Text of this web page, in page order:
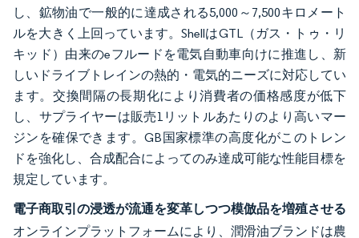
し、鉱物油で一般的に達成される5,000～7,500キロメート
ルを大きく上回っています。ShellはGTL（ガス・トゥ・リ
キッド）由来のeフルードを電気自動車向けに推進し、新
しいドライブトレインの熱的・電気的ニーズに対応してい
ます。交換間隔の長期化により消費者の価格感度が低下
し、サプライヤーは販売1リットルあたりのより高いマー
ジンを確保できます。GB国家標準の高度化がこのトレン
ドを強化し、合成配合によってのみ達成可能な性能目標を
規定しています。
電子商取引の浸透が流通を変革しつつ模倣品を増殖させる
オンラインプラットフォームにより、潤滑油ブランドは農